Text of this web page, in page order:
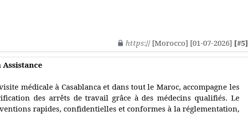
https:// [Morocco] [01-07-2026] [#5]
médicale à Casablanca et dans tout le Maroc, accompagne les
des arrêts de travail grâce à des médecins qualifiés. Le
rapides, confidentielles et conformes à la réglementation,